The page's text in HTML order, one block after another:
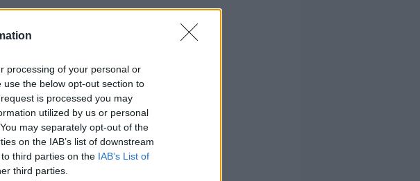
processing of your personal or
the below opt-out section to
is processed you may
utilized by us or personal
may separately opt-out of the
on the IAB’s list of downstream
third parties on the IAB’s List of
third parties.